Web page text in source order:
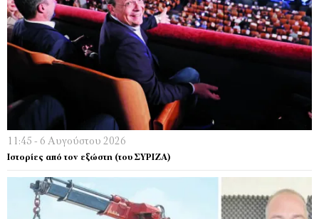
11:45 - 6 Αυγούστου 2026
Ιστορίες από τον εξώστη (του ΣΥΡΙΖΑ)